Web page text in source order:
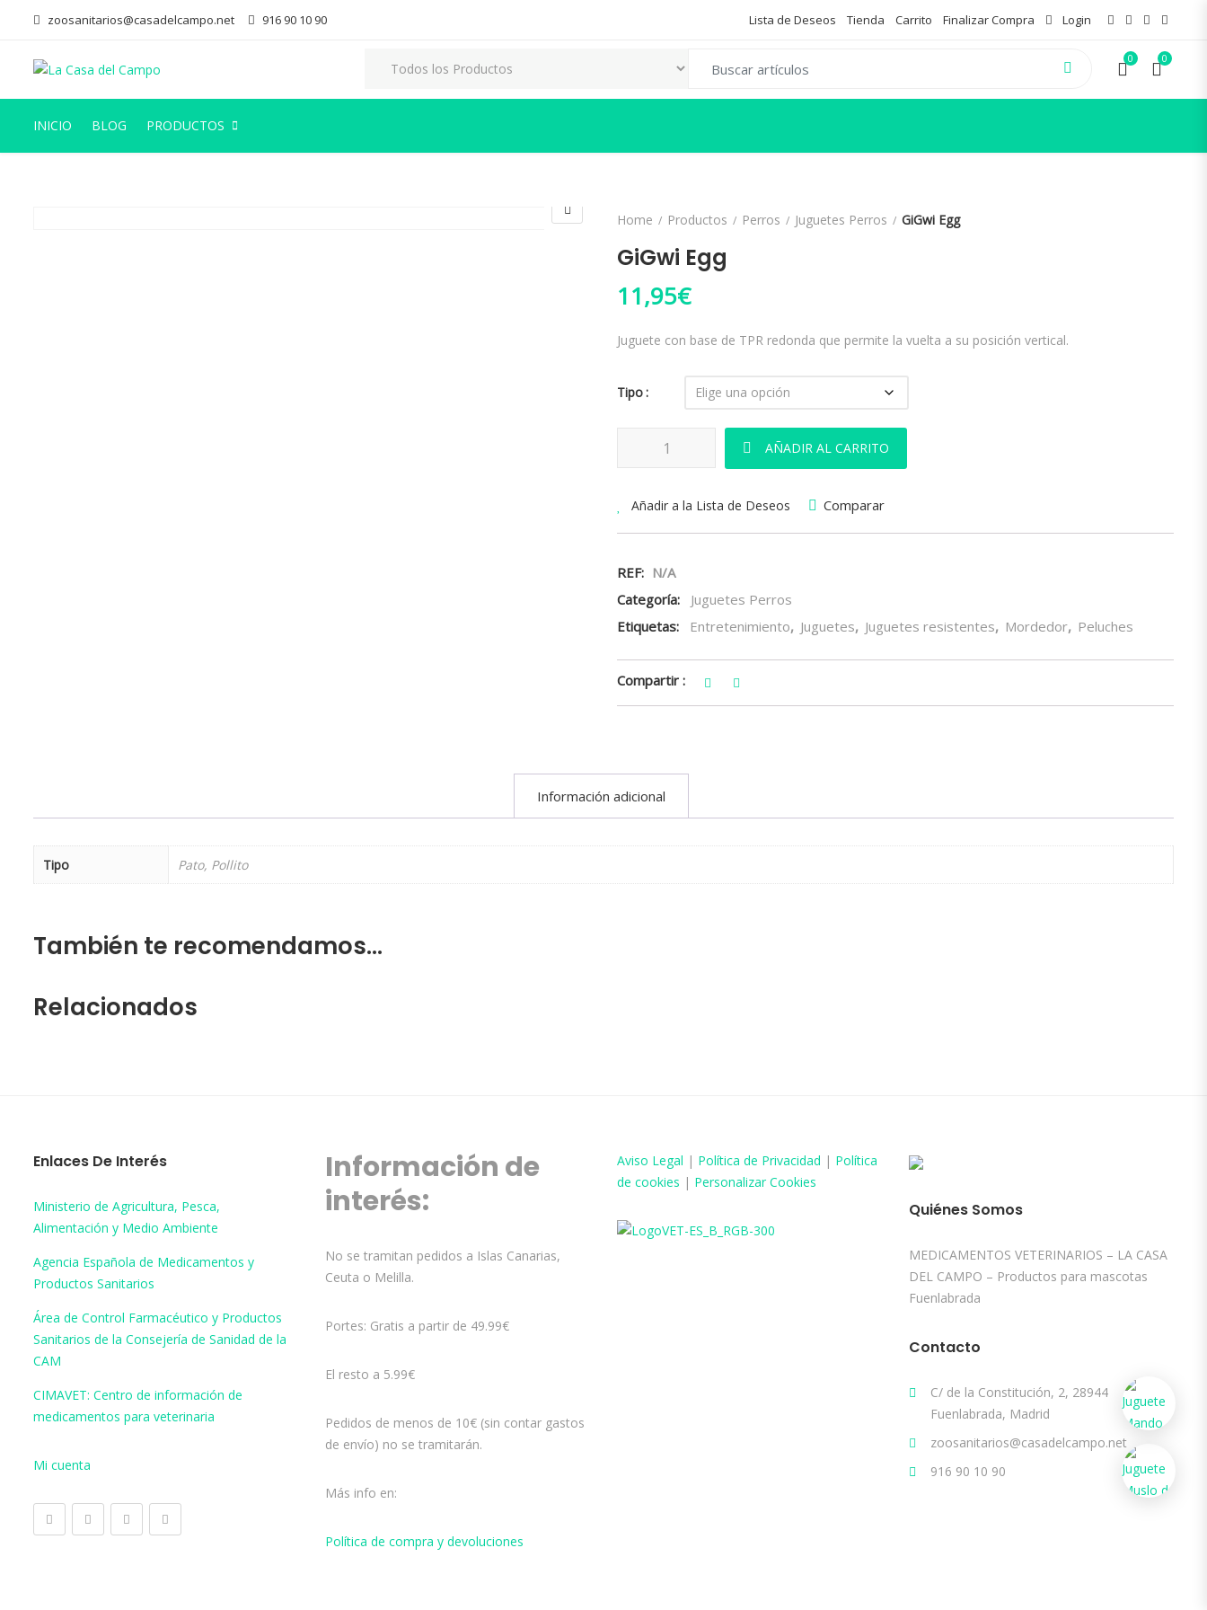
zoosanitarios@casadelcampo.net 916 90 10 90 Lista de Deseos Tienda Carrito Finalizar Compra Login
0 0
INICIO BLOG PRODUCTOS
Home Productos Perros Juguetes Perros GiGwi Egg
GiGwi Egg
11,95€
Juguete con base de TPR redonda que permite la vuelta a su posición vertical.
Tipo
AÑADIR AL CARRITO
Añadir a la Lista de Deseos Comparar
REF: N/A
Categoría:
Juguetes Perros
Etiquetas:
Entretenimiento, Juguetes, Juguetes resistentes, Mordedor, Peluches
Compartir :
Información adicional
Tipo Pato, Pollito
También te recomendamos…
Relacionados
Enlaces De Interés
Ministerio de Agricultura, Pesca,
Alimentación y Medio Ambiente
Agencia Española de Medicamentos y
Productos Sanitarios
Área de Control Farmacéutico y Productos
Sanitarios de la Consejería de Sanidad de la
CAM
CIMAVET: Centro de información de
medicamentos para veterinaria
Mi cuenta
Información de
interés:
No se tramitan pedidos a Islas Canarias,
Ceuta o Melilla.
Portes: Gratis a partir de 49.99€
El resto a 5.99€
Pedidos de menos de 10€ (sin contar gastos
de envío) no se tramitarán.
Más info en:
Política de compra y devoluciones
Aviso Legal | Política de Privacidad | Política
de cookies | Personalizar Cookies
Quiénes Somos
MEDICAMENTOS VETERINARIOS – LA CASA
DEL CAMPO – Productos para mascotas
Fuenlabrada
Contacto
C/ de la Constitución, 2, 28944
Fuenlabrada, Madrid
zoosanitarios@casadelcampo.net
916 90 10 90